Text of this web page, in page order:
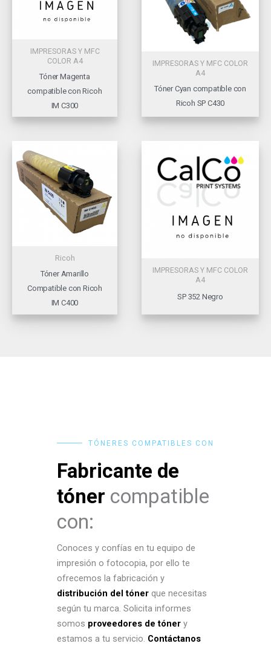
IMPRESORAS Y MFC
COLOR A4
Tóner Magenta
compatible con Ricoh
IM C300
IMPRESORAS Y MFC COLOR
A4
Tóner Cyan compatible con
Ricoh SP C430
Ricoh
Tóner Amarillo
Compatible con Ricoh
IM C400
IMPRESORAS Y MFC COLOR
A4
SP 352 Negro
TÓNERES COMPATIBLES CON
Fabricante de
tóner compatible
con:
Conoces y confías en tu equipo de
impresión o fotocopia, por ello te
ofrecemos la fabricación y
distribución del tóner que necesitas
según tu marca. Solicita informes
somos proveedores de tóner y
estamos a tu servicio. Contáctanos